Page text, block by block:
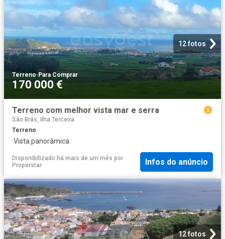
12 fotos
Terreno·Para Comprar
170 000 €
Terreno com melhor vista mar e serra
São Brás, Ilha Terceira
Terreno
·Vista panorâmica
Disponibilizado há mais de um mês por
Properstar
Infos do anúncio
12 fotos